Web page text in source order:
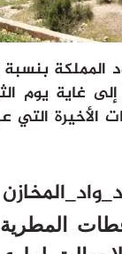
أرشيف
المملكة
الأخيرة التي